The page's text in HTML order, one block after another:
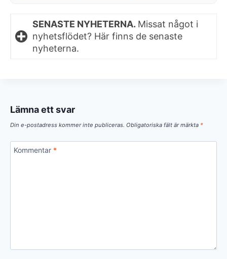
SENASTE NYHETERNA. Missat något i
nyhetsflödet? Här finns de senaste
nyheterna.
Lämna ett svar
Din e-postadress kommer inte publiceras. Obligatoriska fält är märkta *
Kommentar *